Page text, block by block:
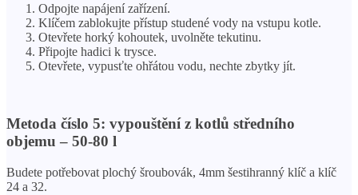
Odpojte napájení zařízení.
Klíčem zablokujte přístup studené vody na vstupu kotle.
Otevřete horký kohoutek, uvolněte tekutinu.
Připojte hadici k trysce.
Otevřete, vypusťte ohřátou vodu, nechte zbytky jít.
Metoda číslo 5: vypouštění z kotlů středního
objemu – 50-80 l
Budete potřebovat plochý šroubovák, 4mm šestihranný klíč a klíč
24 a 32.